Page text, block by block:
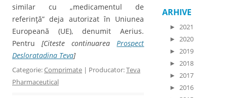
similar cu „medicamentul de
referinţă” deja autorizat în Uniunea
Europeană (UE), denumit Aerius.
Pentru[Citeste continuareaProspect
Desloratadina Teva]
Categorie:Comprimate | Producator:Teva
Pharmaceutical
ARHIVE
► 2021
► 2020
► 2019
► 2018
► 2017
► 2016